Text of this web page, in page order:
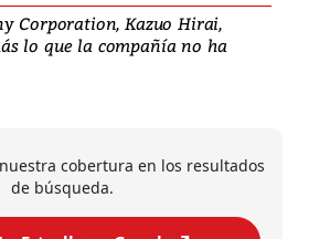
Corporation, Kazuo Hirai,
lo que la compañía no ha
cobertura en los resultados
de búsqueda.